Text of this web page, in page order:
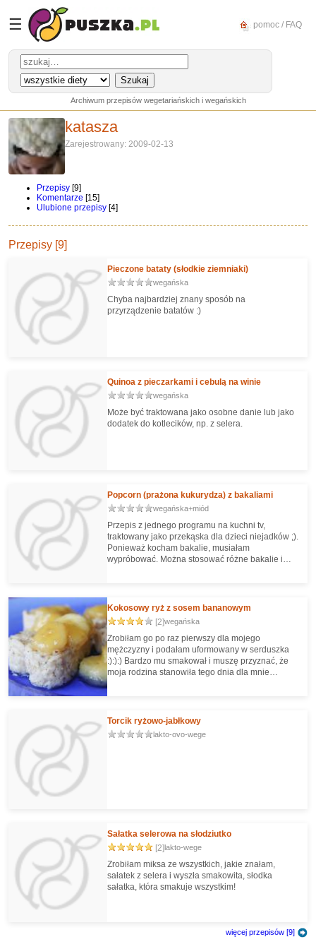
☰ pomoc / FAQ
Archiwum przepisów wegetariańskich i wegańskich
katasza
Zarejestrowany: 2009-02-13
Przepisy [9]
Komentarze [15]
Ulubione przepisy [4]
Przepisy [9]
Pieczone bataty (słodkie ziemniaki)
wegańska
Chyba najbardziej znany sposób na
przyrządzenie batatów :)
Quinoa z pieczarkami i cebulą na winie
wegańska
Może być traktowana jako osobne danie lub jako
dodatek do kotlecików, np. z selera.
Popcorn (prażona kukurydza) z bakaliami
wegańska+miód
Przepis z jednego programu na kuchni tv,
traktowany jako przekąska dla dzieci niejadków ;).
Ponieważ kocham bakalie, musiałam
wypróbować. Można stosować różne bakalie i
Kokosowy ryż z sosem bananowym
[2]wegańska
Zrobiłam go po raz pierwszy dla mojego
mężczyzny i podałam uformowany w serduszka
:):):) Bardzo mu smakował i muszę przyznać, że
moja rodzina stanowiła tego dnia dla mnie
Torcik ryżowo-jabłkowy
lakto-ovo-wege
Sałatka selerowa na słodziutko
[2]lakto-wege
Zrobiłam miksa ze wszystkich, jakie znałam,
sałatek z selera i wyszła smakowita, słodka
sałatka, która smakuje wszystkim!
więcej przepisów [9]